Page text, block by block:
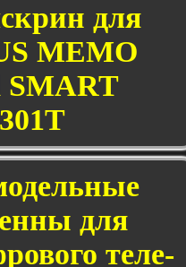
для
MEMO
SMART
для
те­ле­